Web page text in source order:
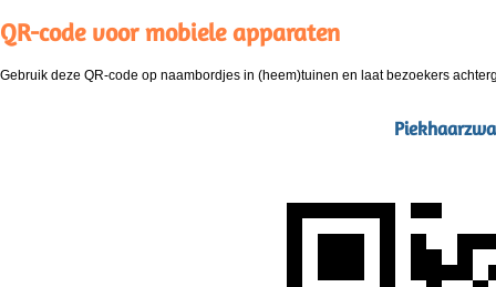
QR-code voor mobiele apparaten
Gebruik deze QR-code op naambordjes in (heem)tuinen en laat bezoekers